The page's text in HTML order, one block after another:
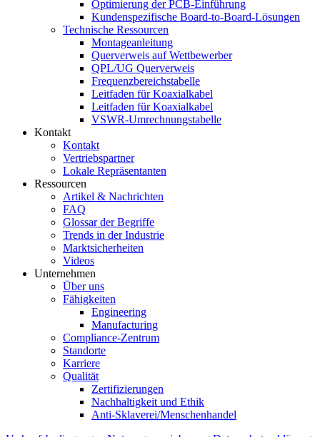
Optimierung der PCB-Einführung
Kundenspezifische Board-to-Board-Lösungen
Technische Ressourcen
Montageanleitung
Querverweis auf Wettbewerber
QPL/UG Querverweis
Frequenzbereichstabelle
Leitfaden für Koaxialkabel
Leitfaden für Koaxialkabel
VSWR-Umrechnungstabelle
Kontakt
Kontakt
Vertriebspartner
Lokale Repräsentanten
Ressourcen
Artikel & Nachrichten
FAQ
Glossar der Begriffe
Trends in der Industrie
Marktsicherheiten
Videos
Unternehmen
Über uns
Fähigkeiten
Engineering
Manufacturing
Compliance-Zentrum
Standorte
Karriere
Qualität
Zertifizierungen
Nachhaltigkeit und Ethik
Anti-Sklaverei/Menschenhandel